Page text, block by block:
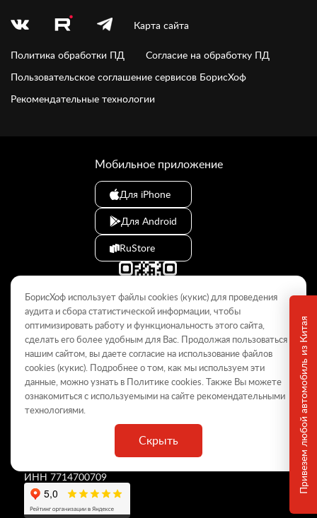
Привезем любой автомобиль из Китая
Карта сайта
Политика обработки ПД
Согласие на обработку ПД
Пользовательское соглашение сервисов БорисХоф
Рекомендательные технологии
© 2009–2026
Данный интернет-сайт носит информационный характер и не
является публичной офертой, определяемой положениями Статьи
437 ГК РФ. Для получения подробной информации обращайтесь в
дилерские центры.
БорисХоф Холдинг»
ИНН 7714700709
Мобильное приложение
Для iPhone
Для Android
RuStore
БорисХоф использует файлы cookies (кукиc) для проведения
аудита и сбора статистической информации, чтобы
оптимизировать работу и функциональность этого сайта,
сделать его более удобным для Вас. Продолжая пользоваться
нашим сайтом, вы даете согласие на использование файлов
cookies (кукиc). Подробнее о том, как мы используем эти
данные, можно узнать в Политикеcookies. Также Вы можете
ознакомиться с используемыми на сайте рекомендательными
технологиями.
Скрыть